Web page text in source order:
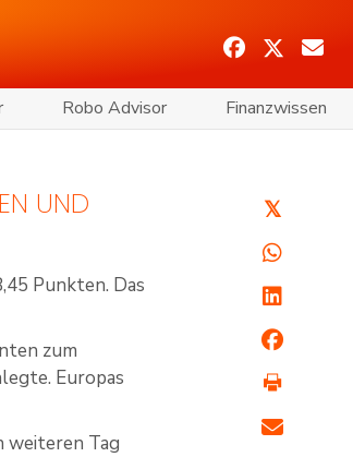
Robo Advisor Finanzwissen
UND
Punkten. Das
zum
Europas
weiteren Tag
𝕏